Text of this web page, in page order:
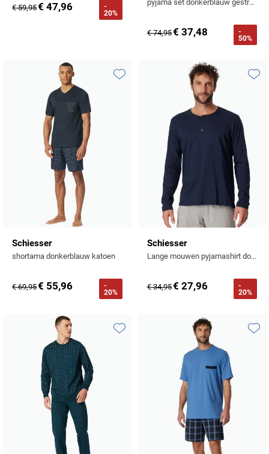
€ 59,95€ 47,96
-
20%
pyjama set donkerblauw gestreept katoen
€ 74,95€ 37,48
-
50%
Schiesser
shortama donkerblauw katoen
€ 69,95€ 55,96
-
20%
Toevoegen aan favorieten
Schiesser
Lange mouwen pyjamashirt donkerblauw
€ 34,95€ 27,96
-
20%
Toevoegen aan favorieten